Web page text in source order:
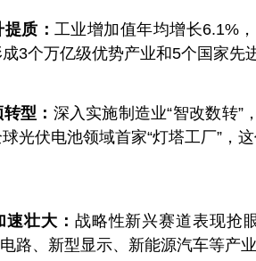
质： 工业增加值年均增长6.1%
3个万亿级优势产业和5个国家先
型： 深入实施制造业“智改数转”
光伏电池领域首家“灯塔工厂”，
速壮大： 战略性新兴赛道表现抢
路、新型显示、新能源汽车等产